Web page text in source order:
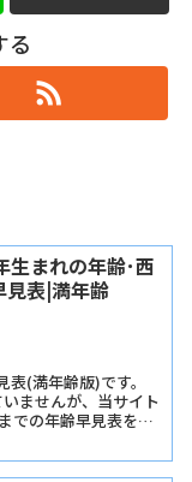
る
生まれの年齢･西
見表|満年齢
(満年齢版)です。
ませんが、当サイト
での年齢早見表を記